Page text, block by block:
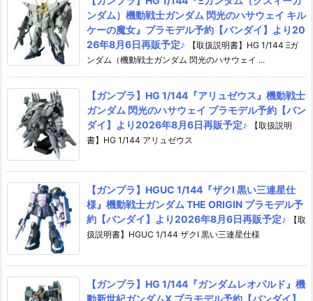
ンダム）機動戦士ガンダム 閃光のハサウェイ キル
ケーの魔女』プラモデル予約【バンダイ】より20
26年8月6日再販予定♪
【取扱説明書】HG 1/144 Ξガ
ンダム（機動戦士ガンダム 閃光のハサウェイ ...
【ガンプラ】HG 1/144『アリュゼウス』機動戦士
ガンダム 閃光のハサウェイ プラモデル予約【バン
ダイ】より2026年8月6日再販予定♪
【取扱説明
書】HG 1/144 アリュゼウス
【ガンプラ】HGUC 1/144『ザクI 黒い三連星仕
様』機動戦士ガンダム THE ORIGIN プラモデル予
約【バンダイ】より2026年8月6日再販予定♪
【取
扱説明書】HGUC 1/144 ザクI 黒い三連星仕様
【ガンプラ】HG 1/144『ガンダムレオパルド』機